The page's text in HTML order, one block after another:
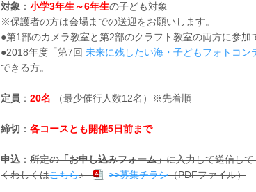
対象 ： 小学3年生～6年生の子ども対象
※保護者の方は会場までの送迎をお願いします。
●第1部のカメラ教室と第2部のクラフト教室の両方に参加で
●2018年度「第7回 未来に残したい海・子どもフォトコン
できる方。
定員 ： 20名 （最少催行人数12名）※先着順
締切 ： 各コースとも開催5日前まで
申込 ： 所定の「お申し込みフォーム」に入力して送信し
くわしくはこちら♪ >>募集チラシ（PDFファイル）